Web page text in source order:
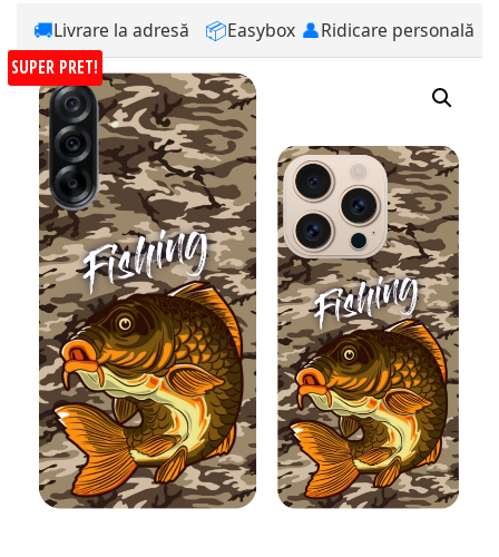
🚚Livrare la adresă 📦Easybox 👤Ridicare personală
SUPER PRET!